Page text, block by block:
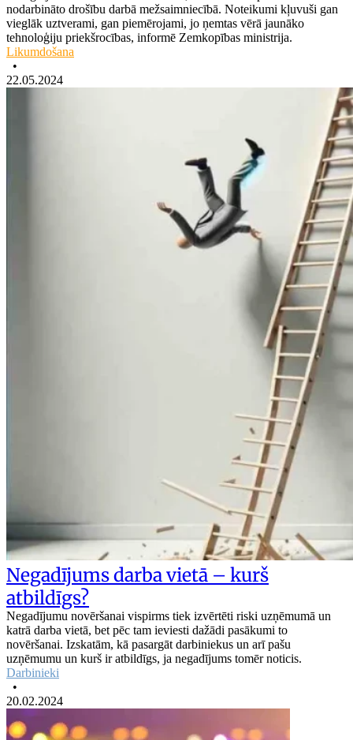
nodarbināto drošību darbā mežsaimniecībā. Noteikumi kļuvuši gan
vieglāk uztverami, gan piemērojami, jo ņemtas vērā jaunāko
tehnoloģiju priekšrocības, informē Zemkopības ministrija.
Likumdošana
•
22.05.2024
Negadījums darba vietā – kurš
atbildīgs?
Negadījumu novēršanai vispirms tiek izvērtēti riski uzņēmumā un
katrā darba vietā, bet pēc tam ieviesti dažādi pasākumi to
novēršanai. Izskatām, kā pasargāt darbiniekus un arī pašu
uzņēmumu un kurš ir atbildīgs, ja negadījums tomēr noticis.
Darbinieki
•
20.02.2024